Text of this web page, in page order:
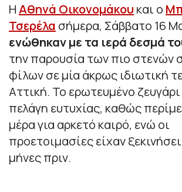
ΗΑθηνά Οικονομάκου και ο
Τσερέλα σήμερα, Σάββατο 16
ενώθηκαν με τα ιερά δεσμά
την παρουσία των πιο στενών
φίλων σε μία άκρως ιδιωτική
Αττική. Το ερωτευμένο
πελάγη ευτυχίας, καθώς
μέρα για αρκετό καιρό, ενώ οι
προετοιμασίες είχαν
μήνες πριν.